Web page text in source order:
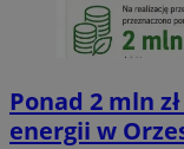
Ponad 2 mln
energii w